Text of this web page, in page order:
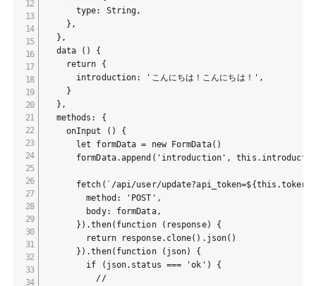
      type: String,
    },
  },
  data () {
    return {
      introduction: 'こんにちは！こんにちは！',
    }
  },
  methods: {
    onInput () {
      let formData = new FormData()
formData.append('introduction',
fetch(`/api/user/
        method: 'POST',
        body: formData,
      }).then(function (response) {
        return response.clone().json()
      }).then(function (json) {
        if (json.status === 'ok') {
          //